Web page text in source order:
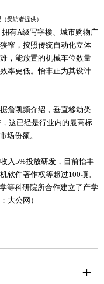
受访者提供）
有A级写字楼、城市购物广
窄，按照传统自动化立体
，能放置的机械车位数量
率更低。怡丰正为其设计
詹凯频介绍，垂直移动类
这已经是行业内的最高标
场份额。
5%投放研发，目前怡丰
软件著作权等超过100项。
等科研院所合作建立了产学
大公网）